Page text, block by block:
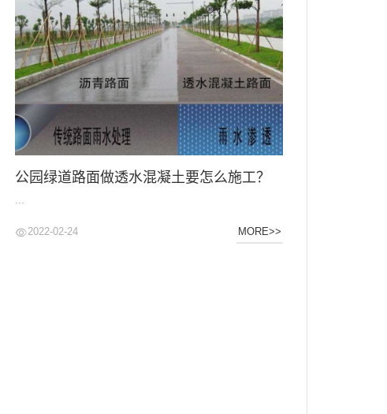
公园绿道路面做透水混凝土要怎么施工？
...
2022-02-24 MORE>>